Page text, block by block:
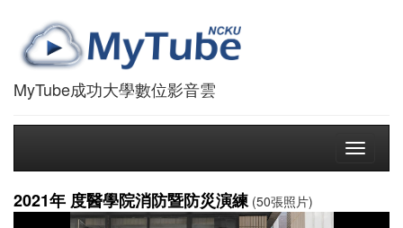
MyTube成功大學數位影音雲
Toggle
2021年 度醫學院消防暨防災演練(50張照片)